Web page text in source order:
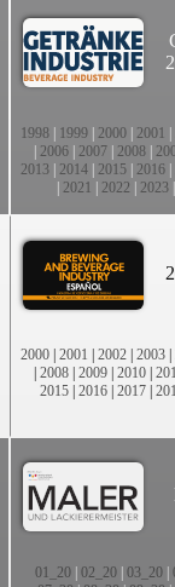
1998 1999 2000 2001
2006 2007 2008
2013 2014 2015 2016
2021 2022 2023|
2000 | 2001 | 2002 | 2003 |
| 2008 | 2009 | 2010 |
2015 | 2016 | 2017 |
01_20| 02_20| 03_20|